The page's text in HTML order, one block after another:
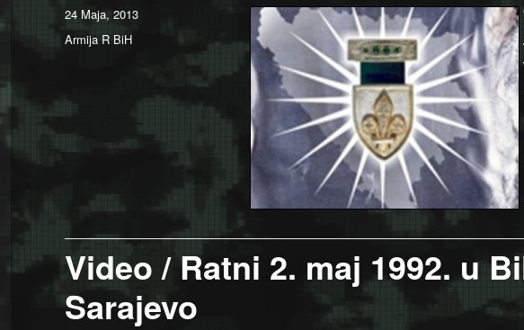
Posted
on
24 Maja, 2013
Categories
Armija R BiH
Video / Ratni 2. maj 1992. u
Sarajevo